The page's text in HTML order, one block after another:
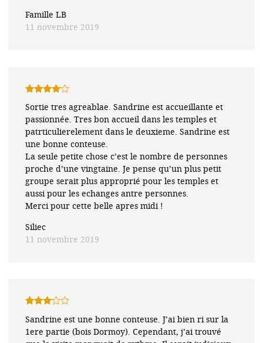
Famille LB
11 novembre 2019
sur 5
Siliec
11 novembre 2019
Sortie tres agreablae. Sandrine est accueillante et
passionnée. Tres bon accueil dans les temples et
patrticulierelement dans le deuxieme. Sandrine est
une bonne conteuse.
La seule petite chose c’est le nombre de personnes
proche d’une vingtaine. Je pense qu’un plus petit
groupe serait plus approprié pour les temples et
aussi pour les echanges antre personnes.
Merci pour cette belle apres midi !
sur 5
Sandrine est une bonne conteuse. J’ai bien ri sur la
1ere partie (bois Dormoy). Cependant, j’ai trouvé